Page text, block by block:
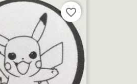
favorite_border